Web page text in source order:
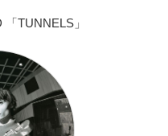
TUNNELS」